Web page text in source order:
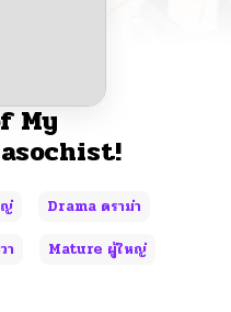
My
Drama ดราม่า
า
Mature ผู้ใหญ่